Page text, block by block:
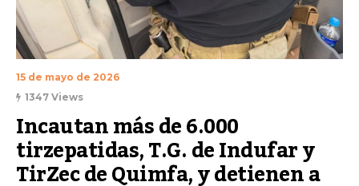
15 de mayo de 2026
1347 Views
Incautan más de 6.000
tirzepatidas, T.G. de Indufar y
TirZec de Quimfa, y detienen a